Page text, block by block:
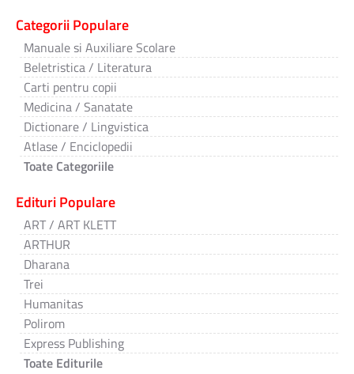
Categorii Populare
Manuale si Auxiliare Scolare
Beletristica / Literatura
Carti pentru copii
Medicina / Sanatate
Dictionare / Lingvistica
Atlase / Enciclopedii
Toate Categoriile
Edituri Populare
ART / ART KLETT
ARTHUR
Dharana
Trei
Humanitas
Polirom
Express Publishing
Toate Editurile